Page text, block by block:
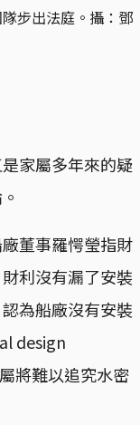
步出法庭。攝：鄧
家屬多年來的疑
董事羅愕瑩指財
利沒有漏了安裝
為船廠沒有安裝
design
將難以追究水密